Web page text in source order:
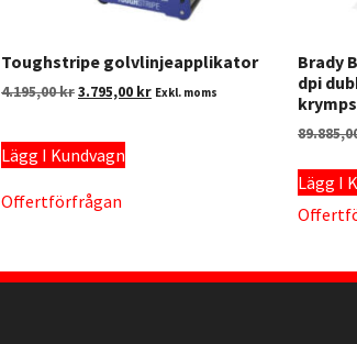
Toughstripe golvlinjeapplikator
4.195,00kr3.795,00 kr Exkl. moms
Lägg I Kundvagn
Offertförfrågan
Brady
dpi
Lägg I